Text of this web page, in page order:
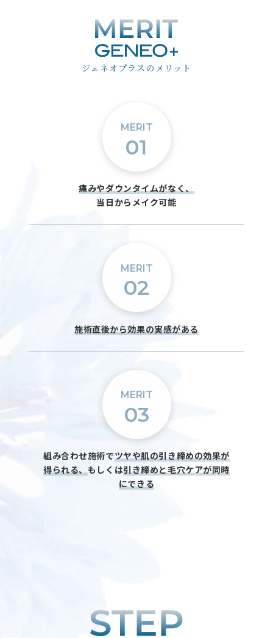
ジェネオプラスのメリット
MERIT
01
痛みやダウンタイムがなく、
当日からメイク可能
MERIT
02
施術直後から効果の実感がある
MERIT
03
組み合わせ施術でツヤや肌の引き締めの効果が
得られる、もしくは引き締めと毛穴ケアが同時
にできる